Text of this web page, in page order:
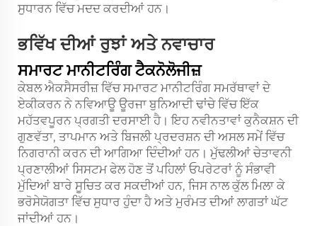
ਸੁਧਾਰਨ ਵਿੱਚ ਮਦਦ ਕਰਦੀਆਂ ਹਨ।
ਭਵਿੱਖ ਦੀਆਂ ਰੁਝਾਂ ਅਤੇ ਨਵਾਚਾਰ
ਸਮਾਰਟ ਮਾਨੀਟਰਿੰਗ ਟੈਕਨੋਲੋਜੀਜ਼
ਕੇਬਲ ਐਕਸੈਸਰੀਜ਼ ਵਿੱਚ ਸਮਾਰਟ ਮਾਨੀਟਰਿੰਗ ਸਮਰੱਥਾਵਾਂ ਦੇ
ਏਕੀਕਰਨ ਨੇ ਨਵਿਆਊ ਊਰਜਾ ਬੁਨਿਆਦੀ ਢਾਂਚੇ ਵਿੱਚ ਇੱਕ
ਮਹੱਤਵਪੂਰਨ ਪ੍ਰਗਤੀ ਦਰਸਾਈ ਹੈ। ਇਹ ਨਵੀਨਤਾਵਾਂ ਕੁਨੈਕਸ਼ਨ ਦੀ
ਗੁਣਵੱਤਾ, ਤਾਪਮਾਨ ਅਤੇ ਬਿਜਲੀ ਪ੍ਰਦਰਸ਼ਨ ਦੀ ਅਸਲ ਸਮੇਂ ਵਿੱਚ
ਨਿਗਰਾਨੀ ਕਰਨ ਦੀ ਆਗਿਆ ਦਿੰਦੀਆਂ ਹਨ। ਮੁੱਢਲੀਆਂ ਚੇਤਾਵਨੀ
ਪ੍ਰਣਾਲੀਆਂ ਸਿਸਟਮ ਫੇਲ ਹੋਣ ਤੋਂ ਪਹਿਲਾਂ ਓਪਰੇਟਰਾਂ ਨੂੰ ਸੰਭਾਵੀ
ਮੁੱਦਿਆਂ ਬਾਰੇ ਸੂਚਿਤ ਕਰ ਸਕਦੀਆਂ ਹਨ, ਜਿਸ ਨਾਲ ਕੁੱਲ ਮਿਲਾ ਕੇ
ਭਰੋਸੇਯੋਗਤਾ ਵਿੱਚ ਸੁਧਾਰ ਹੁੰਦਾ ਹੈ ਅਤੇ ਮੁਰੰਮਤ ਦੀਆਂ ਲਾਗਤਾਂ ਘੱਟ
ਜਾਂਦੀਆਂ ਹਨ।